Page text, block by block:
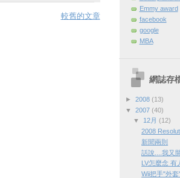
較舊的文章
Emmy award
facebook
google
MBA
網誌存
► 2008 (13)
▼ 2007 (40)
▼
12月 (12)
2008
新聞兩則
話說....我又
LV怎麼念 有
Wii把手"外套